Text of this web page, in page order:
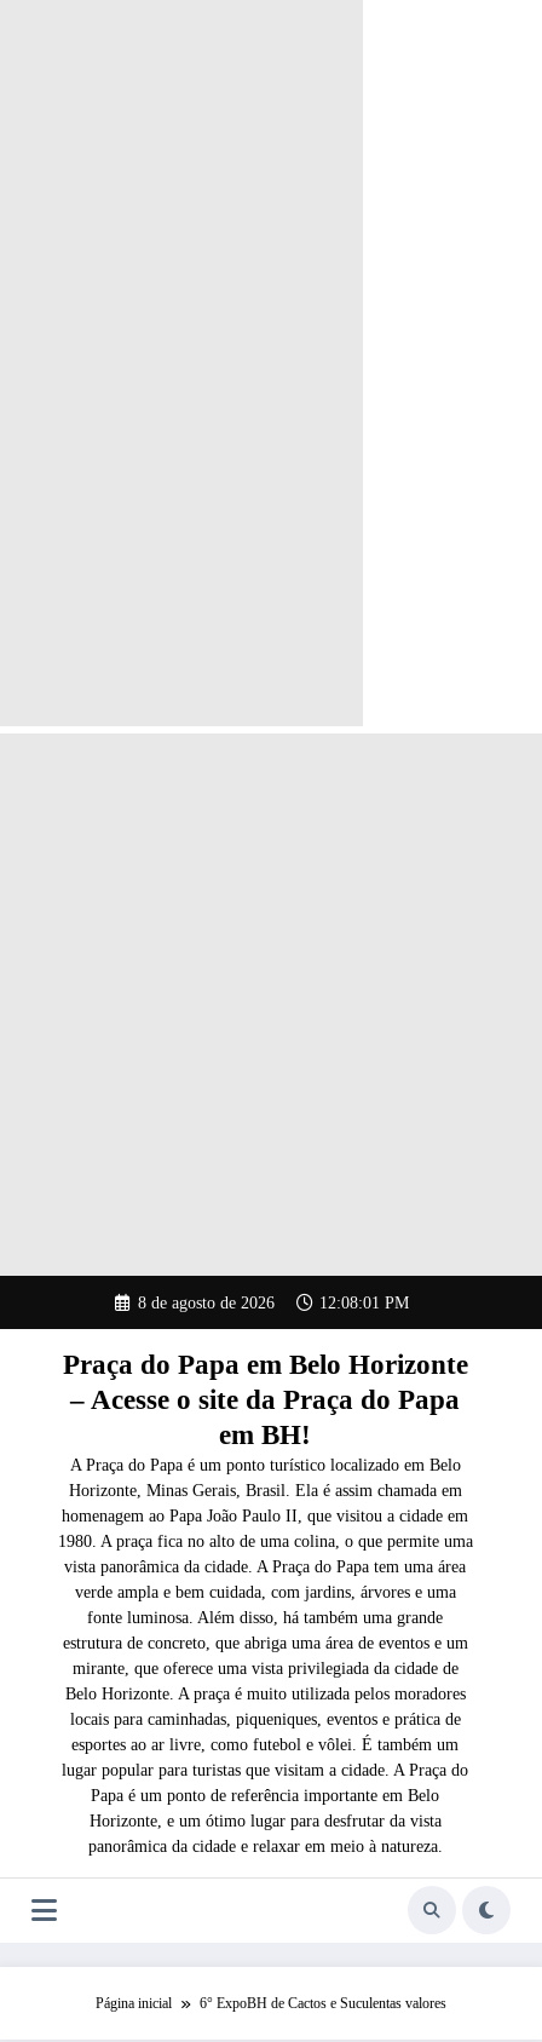
o
8 de agosto de 2026 12:08:02 PM
Praça do Papa em Belo Horizonte
– Acesse o site da Praça do Papa
em BH!
A Praça do Papa é um ponto turístico localizado em Belo
Horizonte, Minas Gerais, Brasil. Ela é assim chamada em
homenagem ao Papa João Paulo II, que visitou a cidade em
1980. A praça fica no alto de uma colina, o que permite uma
vista panorâmica da cidade. A Praça do Papa tem uma área
verde ampla e bem cuidada, com jardins, árvores e uma
fonte luminosa. Além disso, há também uma grande
estrutura de concreto, que abriga uma área de eventos e um
mirante, que oferece uma vista privilegiada da cidade de
Belo Horizonte. A praça é muito utilizada pelos moradores
locais para caminhadas, piqueniques, eventos e prática de
esportes ao ar livre, como futebol e vôlei. É também um
lugar popular para turistas que visitam a cidade. A Praça do
Papa é um ponto de referência importante em Belo
Horizonte, e um ótimo lugar para desfrutar da vista
panorâmica da cidade e relaxar em meio à natureza.
Página inicial 6° ExpoBH de Cactos e Suculentas valores